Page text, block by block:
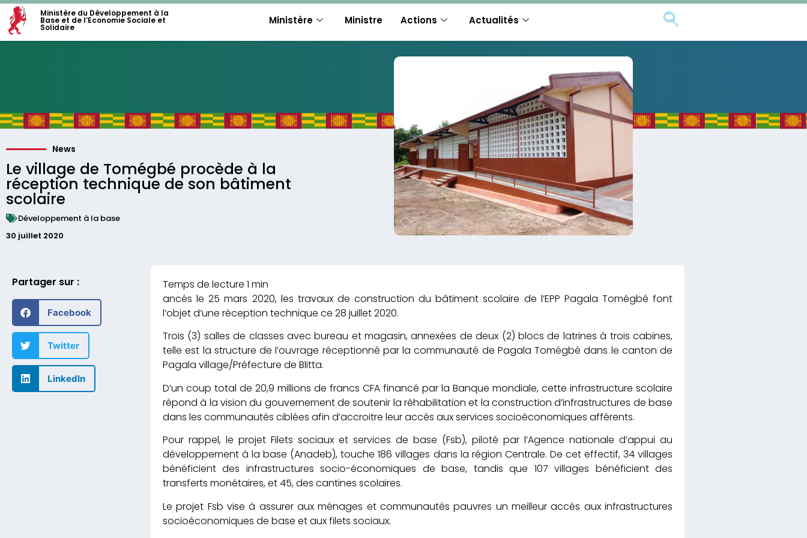
Ministère du Développement à la
Base et de l’Economie Sociale et
Solidaire
Ministère Ministre Actions Actualités
News
Le village de Tomégbé procède à la
réception technique de son bâtiment
scolaire
Développement à la base
30 juillet 2020
Partager sur :
Facebook
Twitter
LinkedIn
ancés le 25 mars 2020, les travaux de construction du bâtiment scolaire de l’EPP Pagala Tomégbé font
l’objet d’une réception technique ce 28 juillet 2020.
Trois (3) salles de classes avec bureau et magasin, annexées de deux (2) blocs de latrines à trois cabines,
telle est la structure de l’ouvrage réceptionné par la communauté de Pagala Tomégbé dans le canton de
Pagala village/Préfecture de Blitta.
D’un coup total de 20,9 millions de francs CFA financé par la Banque mondiale, cette infrastructure scolaire
répond à la vision du gouvernement de soutenir la réhabilitation et la construction d’infrastructures de base
dans les communautés ciblées afin d’accroitre leur accès aux services socioéconomiques afférents.
Pour rappel, le projet Filets sociaux et services de base (Fsb), piloté par l’Agence nationale d’appui au
développement à la base (Anadeb), touche 186 villages dans la région Centrale. De cet effectif, 34 villages
bénéficient des infrastructures socio-économiques de base, tandis que 107 villages bénéficient des
transferts monétaires, et 45, des cantines scolaires.
Le projet Fsb vise à assurer aux ménages et communautés pauvres un meilleur accès aux infrastructures
socioéconomiques de base et aux filets sociaux.